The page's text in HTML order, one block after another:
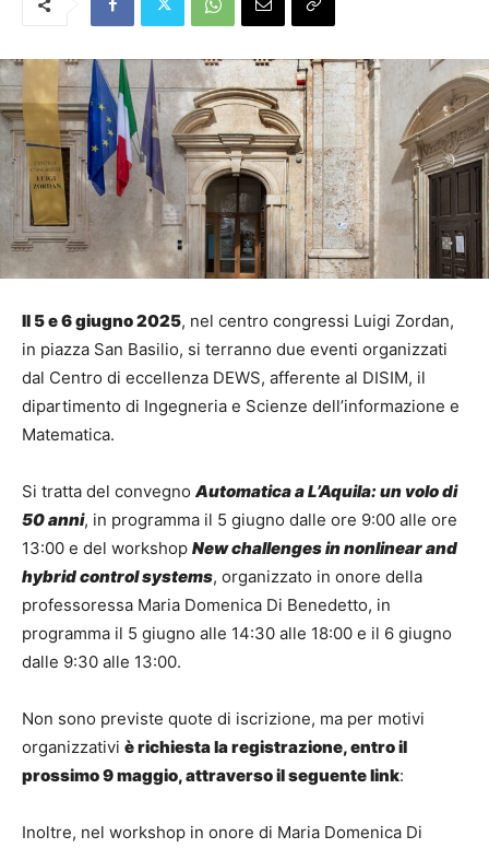
Il 5 e 6 giugno 2025, nel centro congressi Luigi Zordan,
in piazza San Basilio, si terranno due eventi organizzati
dal Centro di eccellenza DEWS, afferente al DISIM, il
dipartimento di Ingegneria e Scienze dell’informazione e
Matematica.
Si tratta del convegnoAutomatica a L’Aquila: un volo di
50 anni, in programma il 5 giugno dalle ore 9:00 alle ore
13:00 e del workshop New challenges in nonlinear and
hybrid control systems, organizzato in onore della
professoressa Maria Domenica Di Benedetto, in
programma il 5 giugno alle 14:30 alle 18:00 e il 6 giugno
dalle 9:30 alle 13:00.
Non sono previste quote di iscrizione, ma per motivi
organizzativi è richiesta la registrazione, entro il
prossimo 9 maggio, attraverso il seguente link:
Inoltre, nel workshop in onore di Maria Domenica Di